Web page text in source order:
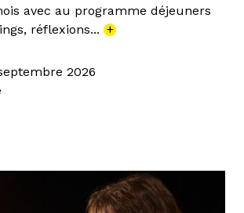
avec au programme déjeuners
réflexions... +
2026